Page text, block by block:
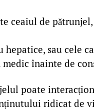
ceaiul de
hepatice, sau cele
înainte de
poate
ridicat de